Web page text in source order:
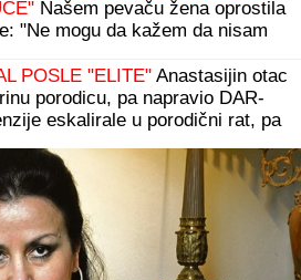
Našem pevaču žena oprostila
"Ne mogu da kažem da nisam
POSLE "ELITE" Anastasijin otac
porodicu, pa napravio DAR-
eskalirale u porodični rat, pa